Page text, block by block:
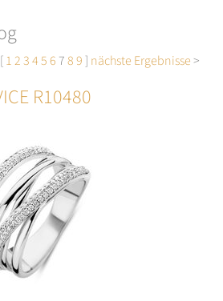
[123456 789] nächste Ergebnisse>
R10480